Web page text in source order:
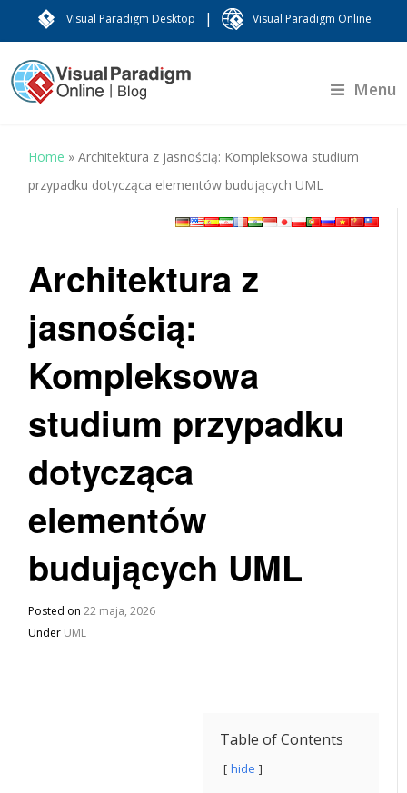
Visual Paradigm Desktop | Visual Paradigm Online
Menu
Home »Architektura z jasnością: Kompleksowa studium
przypadku dotycząca elementów budujących UML
Architektura z
jasnością:
Kompleksowa
studium przypadku
dotycząca
elementów
budujących UML
Posted on22 maja, 2026
Under UML
Table of Contents
hide